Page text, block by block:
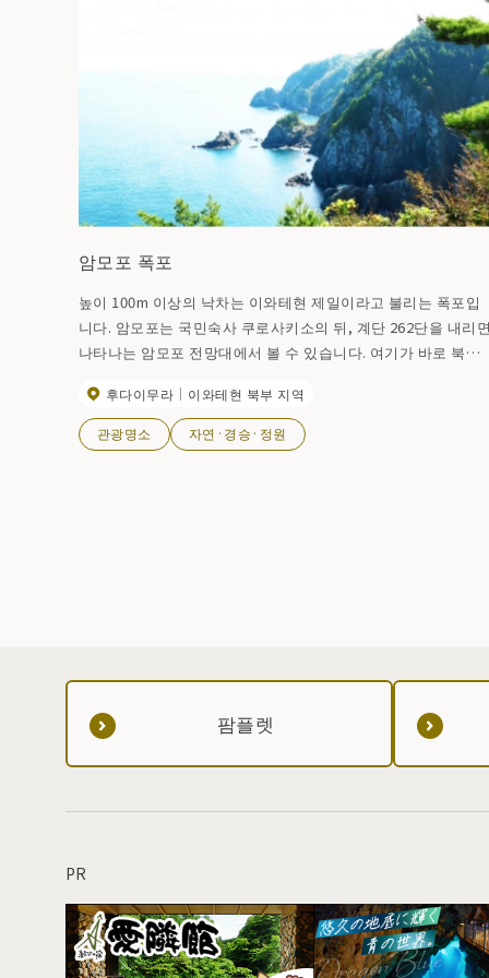
암모포 폭포
높이 100m 이상의 낙차는 이와테현 제일이라고 불리는 폭포입
니다. 암모포는 국민숙사 쿠로사키소의 뒤, 계단 262단을 내리
나타나는 암모포 전망대에서 볼 수 있습니다. 여기가 바로 북위
마련된 전망대에서는 절벽 절벽을 흘러내리는 폭포가 그대로 태
평양에 쏟아져, 일근의 실과 같은 물의 흐름이 호쾌한 경치 속에
악센트를 더하고 있습니다 . ”암모”란 아이누어로 귀신·요괴·괴
후다이무라 이와테현 북부 지역
관광명소 자연·경승·정원
팜플렛
PR